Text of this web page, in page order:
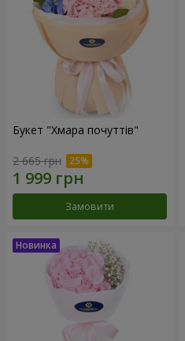
Букет "Хмара почуттів"
2 665 грн
Замовити